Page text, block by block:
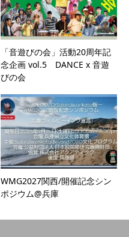
「音遊びの会」活動20周年記
念企画 vol.5 DANCE x 音遊
びの会
WMG2027関西/開催記念シン
ポジウム@兵庫